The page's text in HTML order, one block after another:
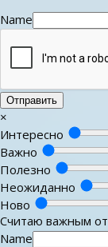
Name
Отправить
×
Интересно
Важно
Полезно
Неожиданно
Ново
Считаю важным
Name